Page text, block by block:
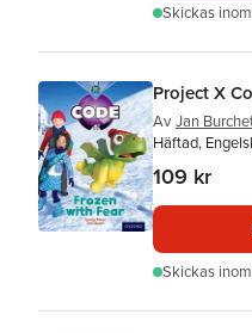
Skickas
Project X
Av Jan
Häftad,
109 kr
Skickas